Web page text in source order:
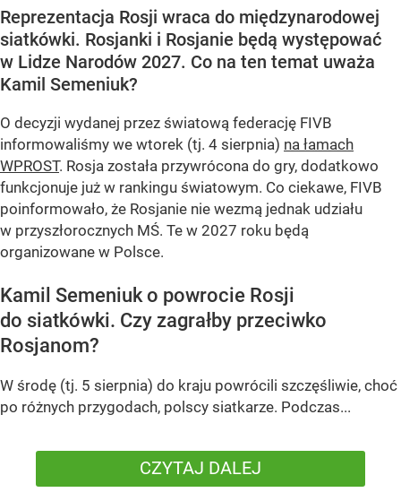
Reprezentacja Rosji wraca do międzynarodowej
siatkówki. Rosjanki i Rosjanie będą występować
w Lidze Narodów 2027. Co na ten temat uważa
Kamil Semeniuk?
O decyzji wydanej przez światową federację FIVB
informowaliśmy we wtorek (tj. 4 sierpnia) na łamach
WPROST. Rosja została przywrócona do gry, dodatkowo
funkcjonuje już w rankingu światowym. Co ciekawe, FIVB
poinformowało, że Rosjanie nie wezmą jednak udziału
w przyszłorocznych MŚ. Te w 2027 roku będą
organizowane w Polsce.
Kamil Semeniuk o powrocie Rosji
do siatkówki. Czy zagrałby przeciwko
Rosjanom?
W środę (tj. 5 sierpnia) do kraju powrócili szczęśliwie, choć
po różnych przygodach, polscy siatkarze. Podczas...
CZYTAJ DALEJ